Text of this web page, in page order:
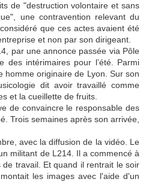
de "destruction volontaire et sans
une contravention relevant du
que ces actes avaient été
et non par son dirigeant.
par une annonce passée via Pôle
des intérimaires pour l’été. Parmi
homme originaire de Lyon. Sur son
dit avoir travaillé comme
et la cueillette de fruits.
de convaincre le responsable des
Trois semaines après son arrivée,
avec la diffusion de la vidéo. Le
militant de L214. Il a commencé à
travail. Et quand il rentrait le soir
les images avec l'aide d'un